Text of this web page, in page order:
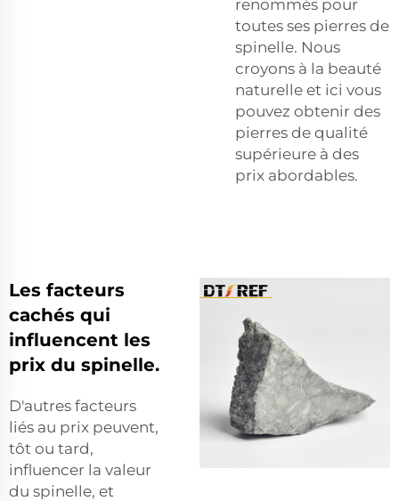
renommés pour
toutes ses pierres de
spinelle. Nous
croyons à la beauté
naturelle et ici vous
pouvez obtenir des
pierres de qualité
supérieure à des
prix abordables.
Les facteurs
cachés qui
influencent les
prix du spinelle.
D'autres facteurs
liés au prix peuvent,
tôt ou tard,
influencer la valeur
du spinelle, et